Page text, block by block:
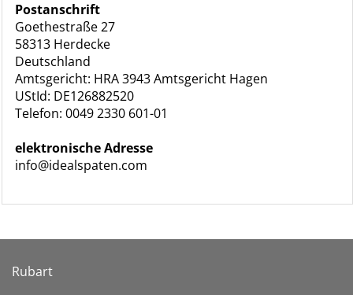
Postanschrift
Goethestraße 27
58313 Herdecke
Deutschland
Amtsgericht: HRA 3943 Amtsgericht Hagen
UStId: DE126882520
Telefon: 0049 2330 601-01
elektronische Adresse
info@idealspaten.com
Rubart